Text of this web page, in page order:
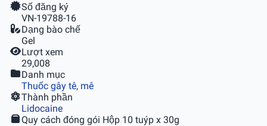
Số đăng ký
VN-19788-16
Dạng bào chế
Gel
Lượt xem
29,008
Danh mục
Thuốc gây tê, mê
Thành phần
Lidocaine
Quy cách đóng gói Hộp 10 tuýp x 30g